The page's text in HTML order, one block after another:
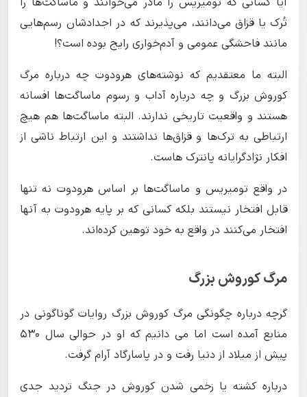
تُرک یا قزاق می‌دانند، می‌پذیرند که در اجدادشان رسم‌هایی
مانند فاحشگی عمومی و آدم‌خواری رایج بوده است؟!
البته ما معتقدیم که نوشته‌های هرودوت چه درباره مرگ
کوروش بزرگ و چه درباره آداب و رسوم ماساگت‌ها افسانه
هستند و واقعیت تاریخی ندارند. البته ماساگت‌ها هم هیچ
ارتباطی به ترک‌ها و قزاق‌ها نداشتند و این ارتباط ناشی از
افکار نژادگرایانه پانترک هاست.
در واقع تومیریس و ماساگت‌ها بر اساس هرودوت نه تنها
قابل افتخار نیستند بلکه کسانی که بر پایه هرودوت به آنها
افتخار می‌کنند در واقع به خود توهین کرده‌اند.
مرگ کوروش بزرگ
گرچه درباره چگونگی مرگ کوروش بزرگ روایات گوناگونی در
منابع آمده است اما می دانیم که او در حوالی سال ۵۳۰
پیش از میلاد از دنیا رفت و در پاسارگاد آرام گرفت.
درباره کشته یا زخمی شدن کوروش در جنگ تردید جدی